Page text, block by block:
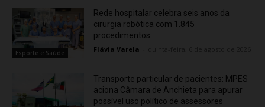
Esporte e Saúde
Rede hospitalar celebra seis anos da
cirurgia robótica com 1.845
procedimentos
Flávia Varela
Transporte particular de pacientes: MPES
aciona Câmara de Anchieta para apurar
possível uso político de assessores